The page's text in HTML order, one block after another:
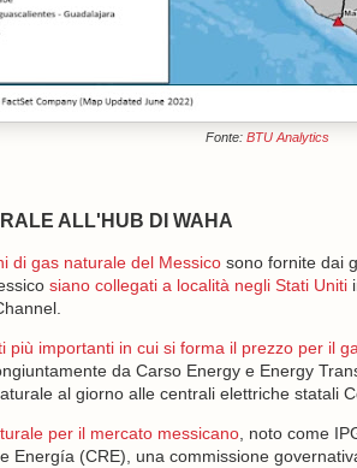
Fonte: BTU Analytics
ALL'HUB DI WAHA
di gas naturale del Messicosono fornite dai
siano collegati a località negli Stati Uniti
più importanti in cui si forma il prezzo per il
da Carso Energy e Energy
al giorno alle centrali elettriche statali
per il mercato messicano, noto come
Energía (CRE), una commissione